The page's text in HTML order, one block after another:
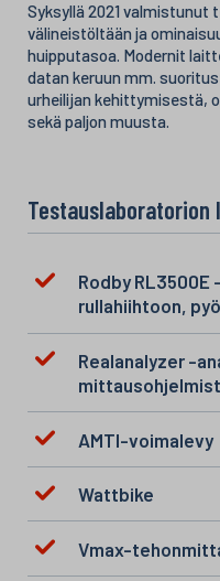
Syksyllä 2021 valmistunut
välineistöltään ja
huipputasoa. Modernit
datan keruun mm.
urheilijan kehittymisestä,
sekä paljon muusta.
Rodby
rullahiihtoon,
Realanalyzer -
AMTI-voimalevy
Wattbike
Vmax-